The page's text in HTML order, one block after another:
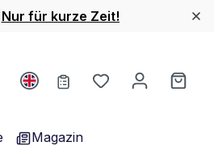
Nur für kurze Zeit!
Du hast 0
Magazin